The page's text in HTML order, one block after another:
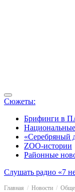
Сюжеты:
Брифинги в
«Серебряный
ZOO-истории
Районные
Слушать радио «7
Главная Новости